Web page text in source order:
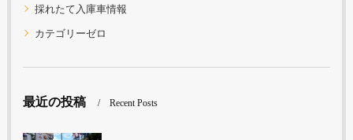
採れたて入庫車情報
カテゴリーゼロ
最近の投稿 Recent Posts